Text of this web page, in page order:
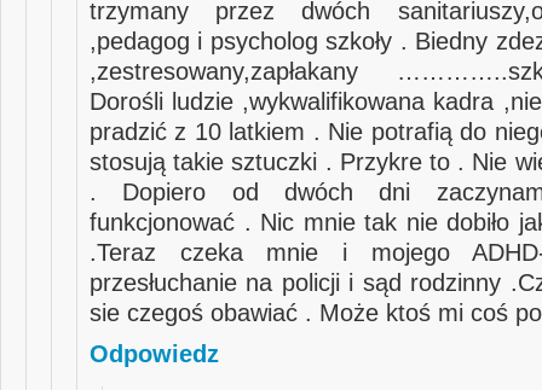
trzymany przez dwóch
,pedagog i psycholog szkoły . Biedny
,zestresowany,zapłakany
Dorośli ludzie ,wykwalifikowana kadra
pradzić z 10 latkiem . Nie potrafią do
stosują takie sztuczki . Przykre to . Nie
. Dopiero od dwóch dni
funkcjonować . Nic mnie tak nie dobiło
.Teraz czeka mnie i mojego
przesłuchanie na policji i sąd rodzinny
sie czegoś obawiać . Może ktoś mi coś
Odpowiedz